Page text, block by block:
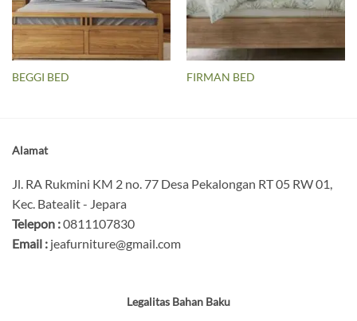
BEGGI BED FIRMAN BED
Alamat
Jl. RA Rukmini KM 2 no. 77 Desa Pekalongan RT 05 RW 01,
Kec. Batealit - Jepara
Telepon :0811107830
Email : jeafurniture@gmail.com
Legalitas Bahan Baku